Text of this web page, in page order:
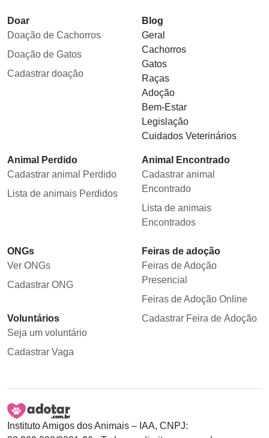
Doar
Doação de Cachorros
Doação de Gatos
Cadastrar doação
Blog
Geral
Cachorros
Gatos
Raças
Adoção
Bem-Estar
Legislação
Cuidados Veterinários
Animal Perdido
Cadastrar animal Perdido
Lista de animais Perdidos
Animal Encontrado
Cadastrar animal
Encontrado
Lista de animais
Encontrados
ONGs
Ver ONGs
Cadastrar ONG
Voluntários
Seja um voluntário
Cadastrar Vaga
Feiras de adoção
Feiras de Adoção
Presencial
Feiras de Adoção Online
Cadastrar Feira de Adoção
Instituto Amigos dos Animais – IAA, CNPJ: